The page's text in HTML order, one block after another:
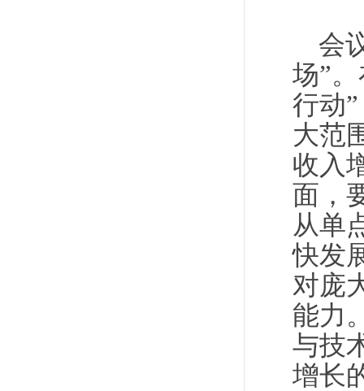
会
场”
行动
大范
收入
面，
从单
快发
对庞
能力
与技
增长